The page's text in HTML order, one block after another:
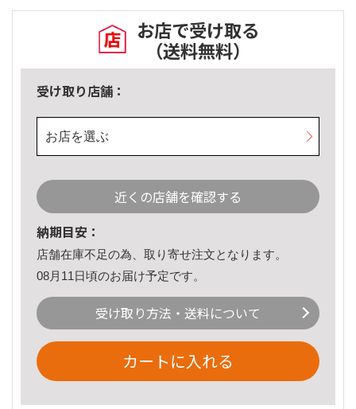
お店で受け取る
（送料無料）
受け取り店舗：
お店を選ぶ
近くの店舗を確認する
納期目安：
店舗在庫不足の為、取り寄せ注文となります。
08月11日頃のお届け予定です。
受け取り方法・送料について
カートに入れる